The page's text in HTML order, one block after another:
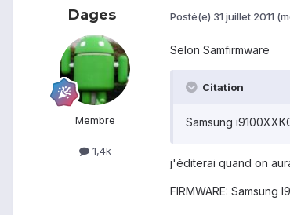
Dages
Membre
1,4k
Posté(e) 31 juillet 2011
Selon Samfirmware
Citation
Samsung
j'éditerai quand on
FIRMWARE: Samsung